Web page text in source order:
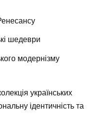
шедеври
модернізму
українських
ідентичність та